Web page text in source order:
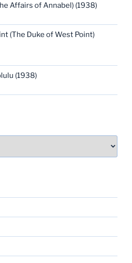
Affairs of Annabel) (1938)
(The Duke of West Point)
(1938)